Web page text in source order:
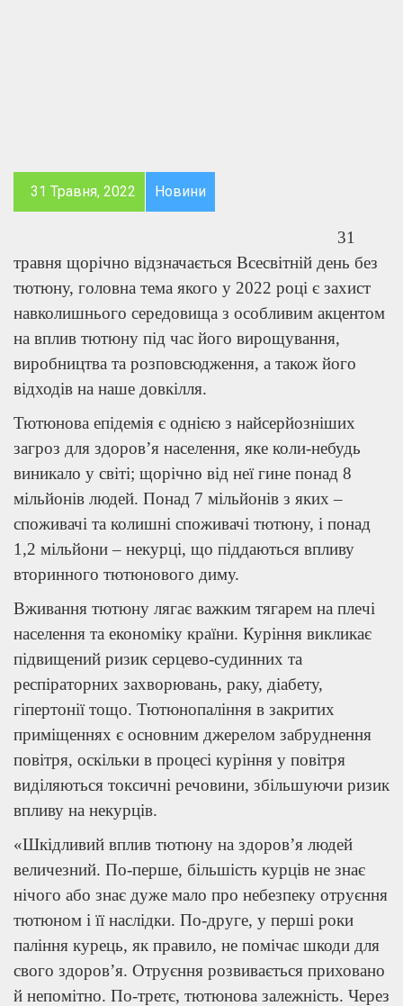
31 Травня, 2022 Новини
31
травня щорічно відзначається Всесвітній день без
тютюну, головна тема якого у 2022 році є захист
навколишнього середовища з особливим акцентом
на вплив тютюну під час його вирощування,
виробництва та розповсюдження, а також його
відходів на наше довкілля.
Тютюнова епідемія є однією з найсерйозніших
загроз для здоров’я населення, яке коли-небудь
виникало у світі; щорічно від неї гине понад 8
мільйонів людей. Понад 7 мільйонів з яких –
споживачі та колишні споживачі тютюну, і понад
1,2 мільйони – некурці, що піддаються впливу
вторинного тютюнового диму.
Вживання тютюну лягає важким тягарем на плечі
населення та економіку країни. Куріння викликає
підвищений ризик серцево-судинних та
респіраторних захворювань, раку, діабету,
гіпертонії тощо. Тютюнопаління в закритих
приміщеннях є основним джерелом забруднення
повітря, оскільки в процесі куріння у повітря
виділяються токсичні речовини, збільшуючи ризик
впливу на некурців.
«Шкідливий вплив тютюну на здоров’я людей
величезний. По-перше, більшість курців не знає
нічого або знає дуже мало про небезпеку отруєння
тютюном і її наслідки. По-друге, у перші роки
паління курець, як правило, не помічає шкоди для
свого здоров’я. Отруєння розвивається приховано
й непомітно. По-третє, тютюнова залежність. Через